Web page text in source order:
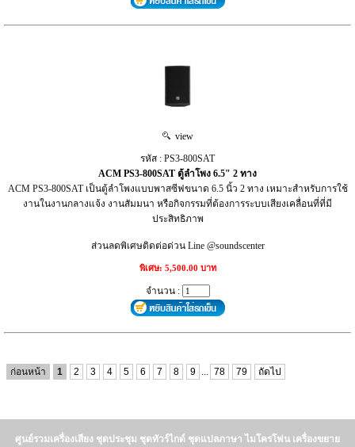
view
รหัส : PS3-800SAT
ACM PS3-800SAT ตู้ลำโพง 6.5" 2 ทาง
ACM PS3-800SAT เป็นตู้ลำโพงแบบพาสซีฟขนาด 6.5 นิ้ว 2 ทาง เหมาะสำหรับการใช้
งานในงานกลางแจ้ง งานสัมมนา หรือกิจกรรมที่ต้องการระบบเสียงเคลื่อนที่ที่มี
ประสิทธิภาพ
ส่วนลดพิเศษติดต่อด่วน Line @soundscenter
พิเศษ: 5,500.00 บาท
จำนวน :
ก่อนหน้า 1 2 3 4 5 6 7 8 9 78 79 ถัดไป
ศูนย์รวมเครื่องเสียง ชุดประชุม ชุดทัวร์ไกด์ ชุดแปลภาษา ไมโครโฟน เครื่องขยาย